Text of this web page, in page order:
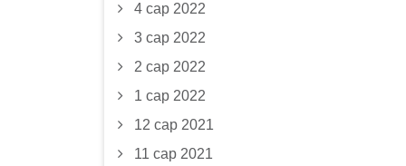
4 сар 2022
3 сар 2022
2 сар 2022
1 сар 2022
12 сар 2021
11 сар 2021